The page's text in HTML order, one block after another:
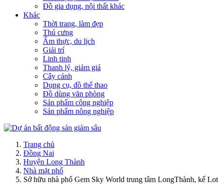
Đồ gia dụng, nội thất khác
Khác
Thời trang, làm đẹp
Thú cưng
Ẩm thực, du lịch
Giải trí
Linh tinh
Thanh lý, giảm giá
Cây cảnh
Dụng cụ, đồ thể thao
Đồ dùng văn phòng
Sản phẩm công nghiệp
Sản phẩm nông nghiệp
Trang chủ
Đồng Nai
Huyện Long Thành
Nhà mặt phố
Sở hữu nhà phố Gem Sky World trung tâm LongThành, kế